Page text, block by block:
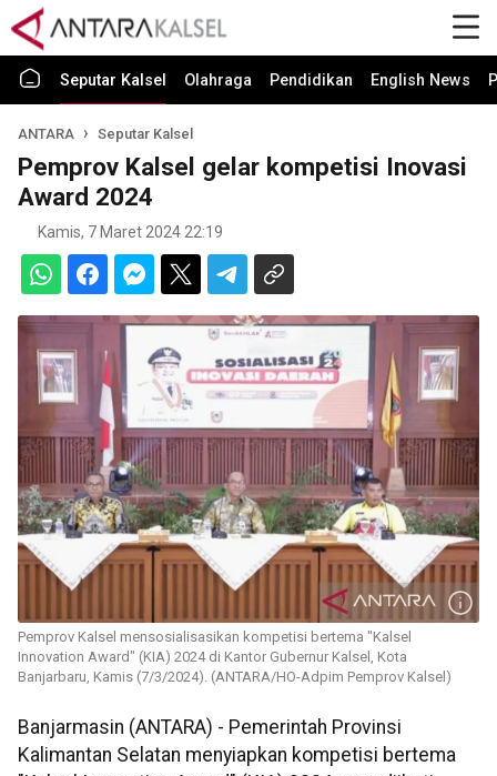
Seputar Kalsel Olahraga Pendidikan English News
ANTARA Seputar Kalsel
Pemprov Kalsel gelar kompetisi Inovasi
Award 2024
Kamis, 7 Maret 2024 22:19
Pemprov Kalsel mensosialisasikan kompetisi bertema "Kalsel
Innovation Award" (KIA) 2024 di Kantor Gubernur Kalsel, Kota
Banjarbaru, Kamis (7/3/2024). (ANTARA/HO-Adpim Pemprov Kalsel)
Banjarmasin (ANTARA) - Pemerintah Provinsi
Kalimantan Selatan menyiapkan kompetisi bertema